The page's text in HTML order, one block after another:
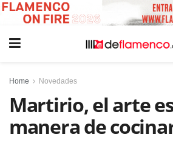
Home Novedades
Martirio, el arte
manera de